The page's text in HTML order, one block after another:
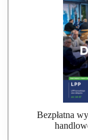
Bezpłatna